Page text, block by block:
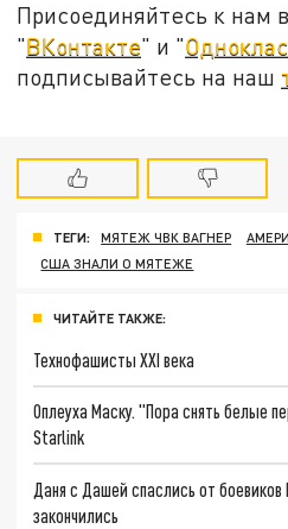
Присоединяйтесь к нам
"ВКонтакте" и "
подписывайтесь на наш
ТЕГИ: МЯТЕЖ ЧВК ВАГНЕР
США ЗНАЛИ О МЯТЕЖЕ
ЧИТАЙТЕ ТАКЖЕ:
Технофашисты XXI века
Оплеуха Маску. "Пора снять белые
Starlink
Даня с Дашей спаслись от
закончились